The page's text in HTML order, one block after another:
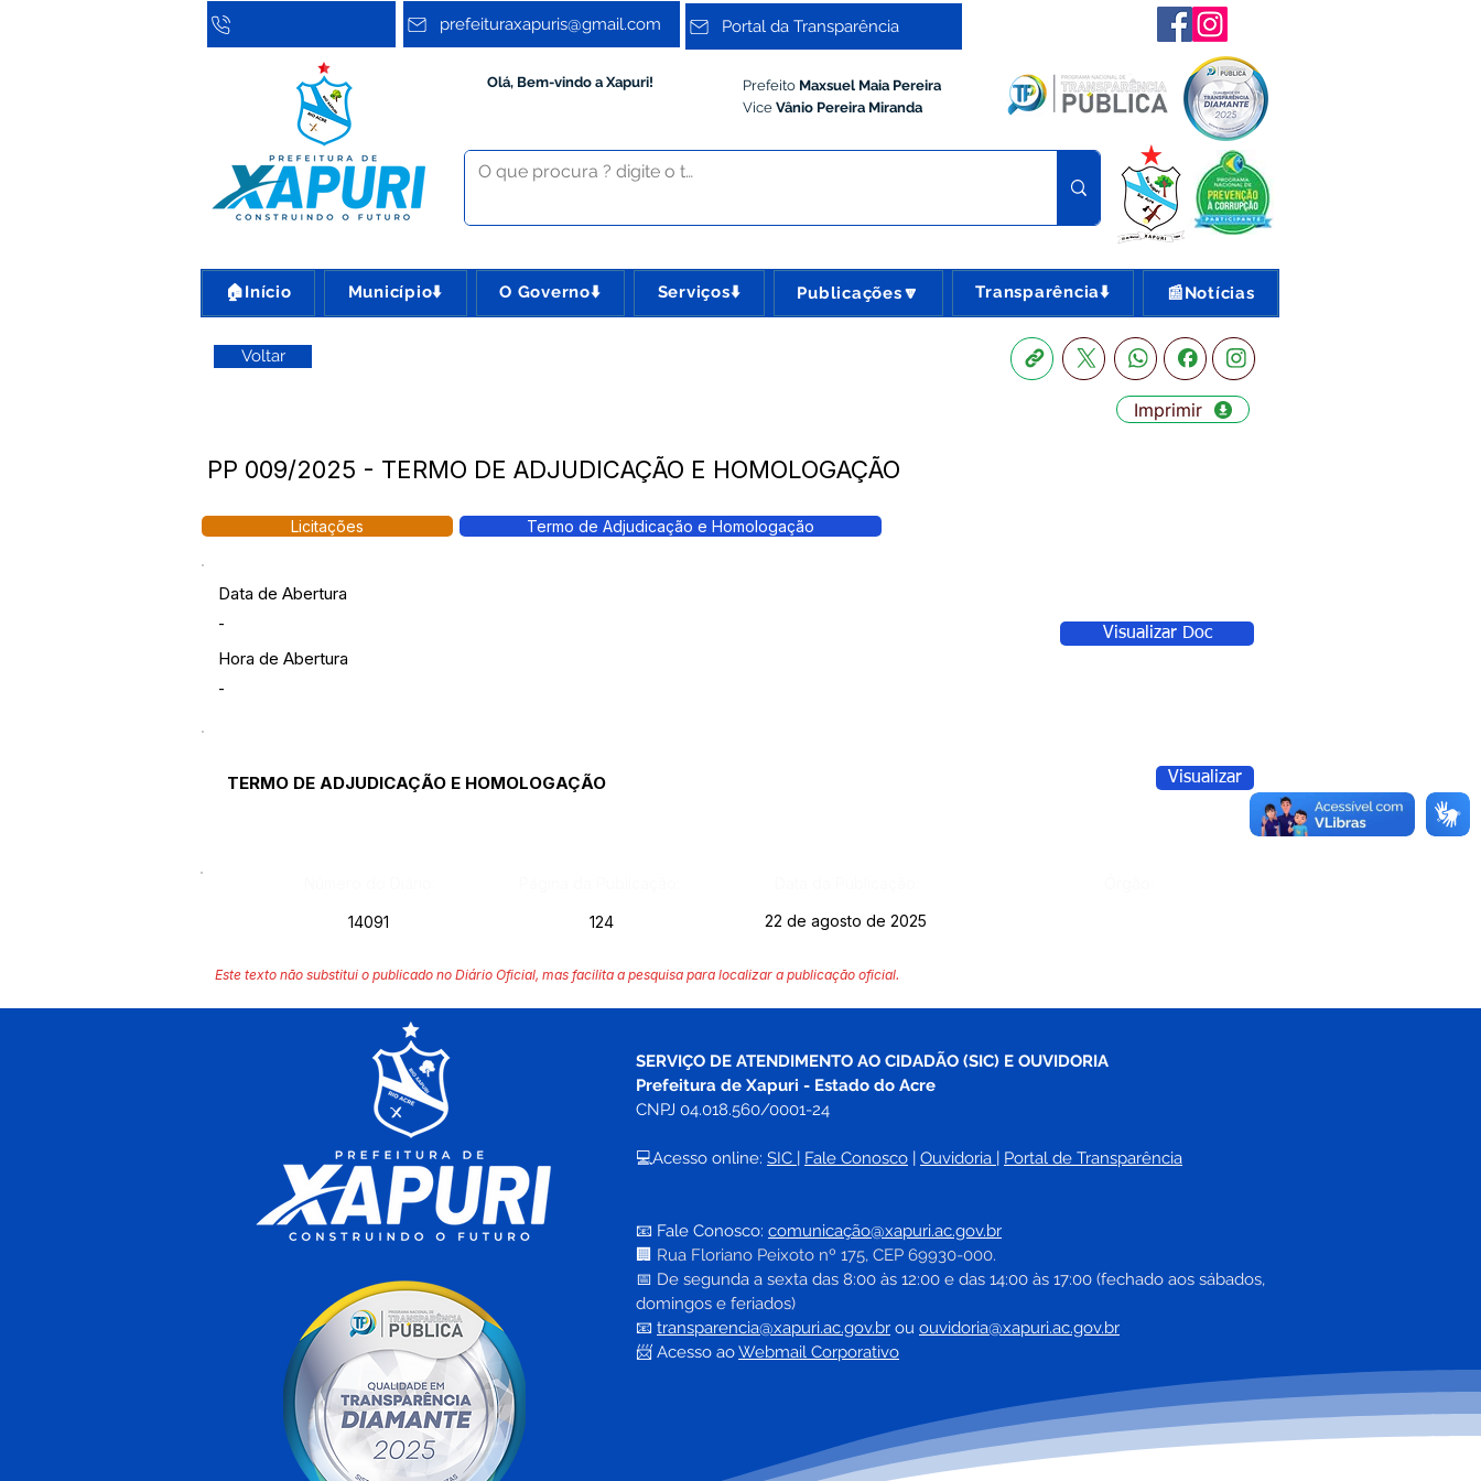
prefeituraxapuris@gmail.com Portal da Transparência
Olá, Bem-vindo a Xapuri! Prefeito Maxsuel Maia Pereira
Vice Vânio Pereira Miranda
🏠Início Município⬇️ O Governo⬇️ Serviços⬇️ Publicações🔽 Transparência⬇️ 📰Notícias
Voltar
Imprimir
PP 009/2025 - TERMO DE ADJUDICAÇÃO E HOMOLOGAÇÃO
Licitações Termo de Adjudicação e Homologação
Data de Abertura
-
Hora de Abertura
-
Visualizar Doc
TERMO DE ADJUDICAÇÃO E HOMOLOGAÇÃO Visualizar
14091 124 22 de agosto de 2025
Este texto não substitui o publicado no Diário Oficial, mas facilita a pesquisa para localizar a publicação oficial.
SERVIÇO DE ATENDIMENTO AO CIDADÃO (SIC) E OUVIDORIA
Prefeitura de Xapuri - Estado do Acre
CNPJ 04.018.560/0001-24
💻Acesso online: SIC | Fale Conosco | Ouvidoria | Portal de Transparência
📧 Fale Conosco: comunicação@xapuri.ac.gov.br
🏢 Rua Floriano Peixoto nº 175, CEP 69930-000.
📅 De segunda a sexta das 8:00 às 12:00 e das 14:00 às 17:00 (fechado aos sábados,
domingos e feriados)
📧 transparencia@xapuri.ac.gov.br ou ouvidoria@xapuri.ac.gov.br
📨 Acesso ao Webmail Corporativo